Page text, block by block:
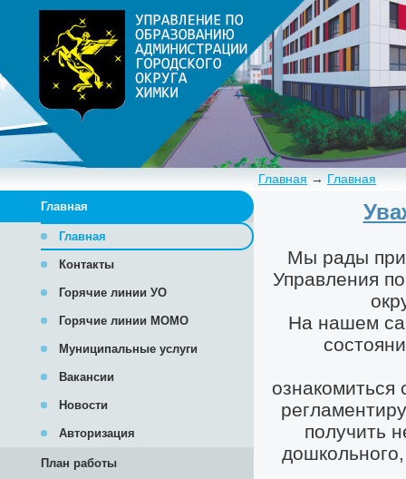
Главная → Главная
Главная
Главная
Контакты
Горячие линии УО
Горячие линии МОМО
Муниципальные услуги
Вакансии
Новости
Авторизация
План работы